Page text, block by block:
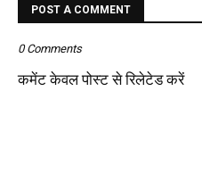
POST A COMMENT
0 Comments
कमेंट केवल पोस्ट से रिलेटेड करें